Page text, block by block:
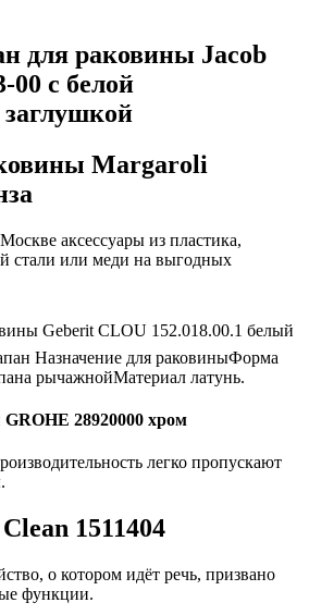
для раковины Jacob
00 с белой
Margaroli
аксессуары из пластика,
стали или меди на выгодных
Geberit CLOU 152.018.00.1 белый
Назначение для раковиныФорма
рычажнойМатериал латунь.
28920000 хром
легко пропускают
1511404
о котором идёт речь, призвано
функции.